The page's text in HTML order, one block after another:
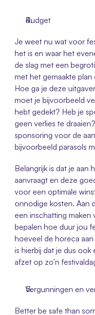
Budget
Je weet nu wat voor
het is en waar het
de slag met een
met het gemaakte plan
Hoe ga je deze
moet je bijvoorbeeld
hebt gedekt? Heb je
geen verlies te
sponsoring voor de
bijvoorbeeld parasols
Belangrijk is dat je aan
aanvraagt en deze
voor een optimale
onnodige kosten. Aan
een inschatting maken
bepalen hoe duur jou
hoeveel de horeca
is hierbij dat je dus ook
afzet op zo’n
Vergunningen en
Better be safe than